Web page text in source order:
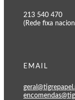
213 540 470
(Rede fixa
EMAIL